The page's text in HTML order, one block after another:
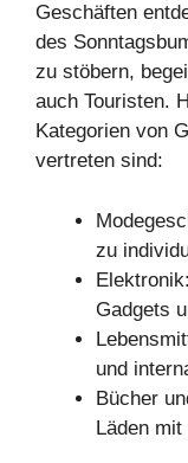
Geschäften
des
zu stöbern,
auch Touristen.
Kategorien von
vertreten sind:
zu
Gadgets
und
Bücher
Läden